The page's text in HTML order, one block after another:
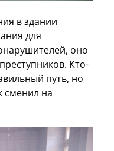
в здании
для
оно
Кто-
путь, но
сменил на